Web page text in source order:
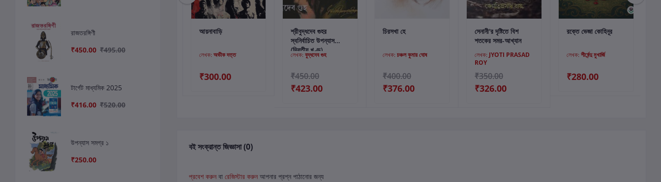
রাজতরঙ্গিণী
₹450.00 ₹495.00
টার্গেট মাধ্যমিক 2025
₹416.00 ₹520.00
উপন্যাস সমগ্র ১
₹250.00
কার্টে যোগ করুন
ফাগুন বৌ-এর বনে
বুদ্ধদেব গুহ
₹600.00
₹522.00
লেখক:রূপক সাহা
কার্টে যোগ করুন
আয়নাবাড়ি
লেখক: অভীক দত্ত
₹300.00
কার্টে যোগ করুন
শ্রীবুদ্ধদেব গুহর
স্বনির্বাচিত উপন্যাস
(দ্বিতীয় খণ্ড)
লেখক: বুদ্ধদেব গুহ
₹450.00
₹423.00
কার্টে যোগ করুন
চিরসখা হে
লেখক: চঞ্চল কুমার ঘোষ
₹400.00
₹376.00
কার্টে যোগ করুন
সেনানী'র দৃষ্টিতে বিশ
শতকের সমর-আখ্যান
লেখক: JYOTI PRASAD
ROY
₹350.00
₹326.00
কার্টে যোগ করুন
রক্তে ভেজা কোহিনূর
লেখক: শীর্ষেন্দু মুখার্জি
₹280.00
বই সংক্রান্ত জিজ্ঞাসা (0)
প্রবেশ করুন বা রেজিস্টার করুন আপনার প্রশ্ন পাঠানোর জন্য